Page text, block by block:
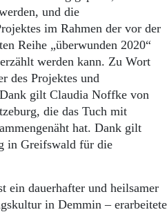
und die
im Rahmen der vor der
Reihe „überwunden 2020“
werden kann. Zu Wort
des Projektes und
gilt Claudia Noffke von
die das Tuch mit
hat. Dank gilt
in Greifswald für die
ein dauerhafter und heilsamer
in Demmin – erarbeitete